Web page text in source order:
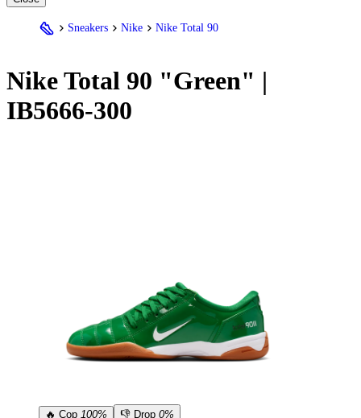
Sneakers Nike Nike Total 90
NikeTotal 90 "Green" |
IB5666-300
🔥 Cop 100% 👎 Drop 0%